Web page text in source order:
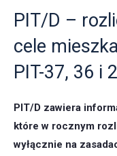
PIT/D –
cele
PIT-37, 36 i
PIT/D zawiera
które w rocznym
wyłącznie na